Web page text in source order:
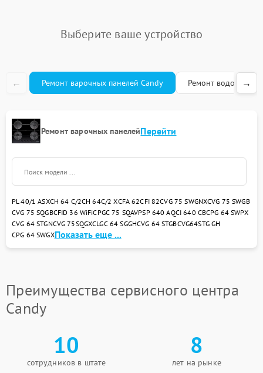
Выберите ваше устройство
← Ремонт варочных панелей Candy Ремонт →
Ремонт варочных панелейПерейти
PL 40/1 ASXCH 64 C/2CH 64C/2 XCFA 62CFI 82CVG 75 SWGNXCVG 75 SWGB
CVG 75 SQGBCFID 36 WiFiCPGC 75 SQAVPSP 640 AQCI 640 CBCPG 64 SWPX
CVG 64 STGNCVG 75SQGXCLGC 64 SGGHCVG 64 STGBCVG64STG GH
CPG 64 SWGXПоказать еще ...
Преимущества сервисного центра
Candy
10
сотрудников в штате
8
лет на рынке